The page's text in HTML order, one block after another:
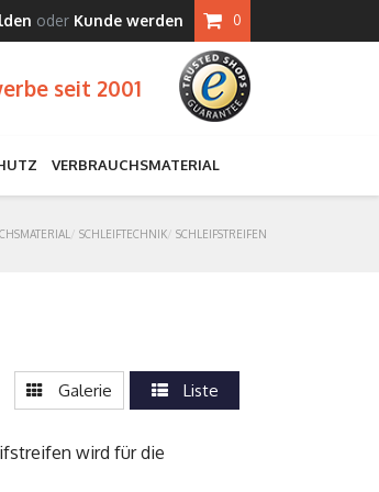
oder Kunde werden 0
seit 2001
VERBRAUCHSMATERIAL
SCHLEIFTECHNIK SCHLEIFSTREIFEN
Galerie Liste
wird für die